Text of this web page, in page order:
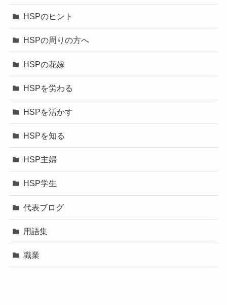
HSPのヒント
HSPの周りの方へ
HSPの花嫁
HSPを労わる
HSPを活かす
HSPを知る
HSP主婦
HSP学生
代表ブログ
用語集
職業